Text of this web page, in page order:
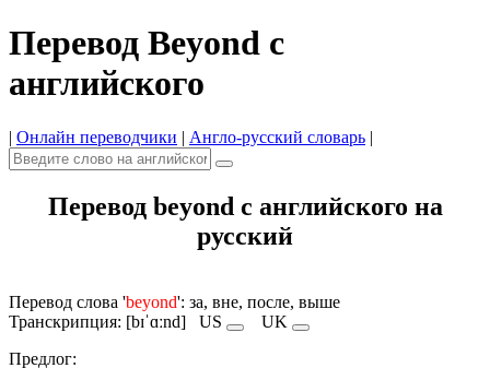
Перевод Beyond с
английского
| Онлайн переводчики | Англо-русский словарь |
Перевод beyond с английского на
русский
Перевод слова 'beyond': за, вне, после, выше
Транскрипция: [bɪˈɑːnd] US
UK
Предлог: